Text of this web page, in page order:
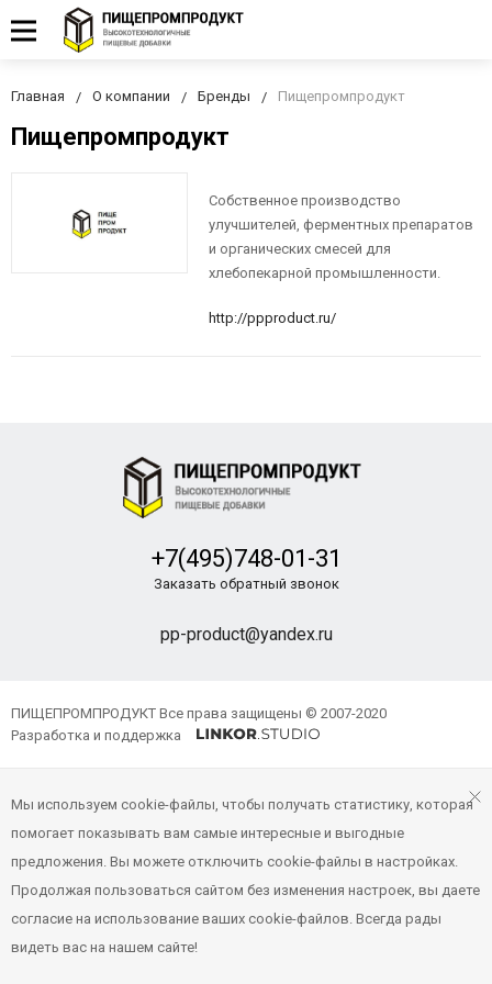
Главная О компании Бренды Пищепромпродукт
Пищепромпродукт
Собственное производство
улучшителей, ферментных препаратов
и органических смесей для
хлебопекарной промышленности.
http://ppproduct.ru/
+7(495)748-01-31
Заказать обратный звонок
pp-product@yandex.ru
ПИЩЕПРОМПРОДУКТ Все права защищены © 2007-2020
Разработка и поддержка
Мы используем cookie-файлы, чтобы получать статистику, которая
помогает показывать вам самые интересные и выгодные
предложения. Вы можете отключить cookie-файлы в настройках.
Продолжая пользоваться сайтом без изменения настроек, вы даете
согласие на использование ваших cookie-файлов. Всегда рады
видеть вас на нашем сайте!